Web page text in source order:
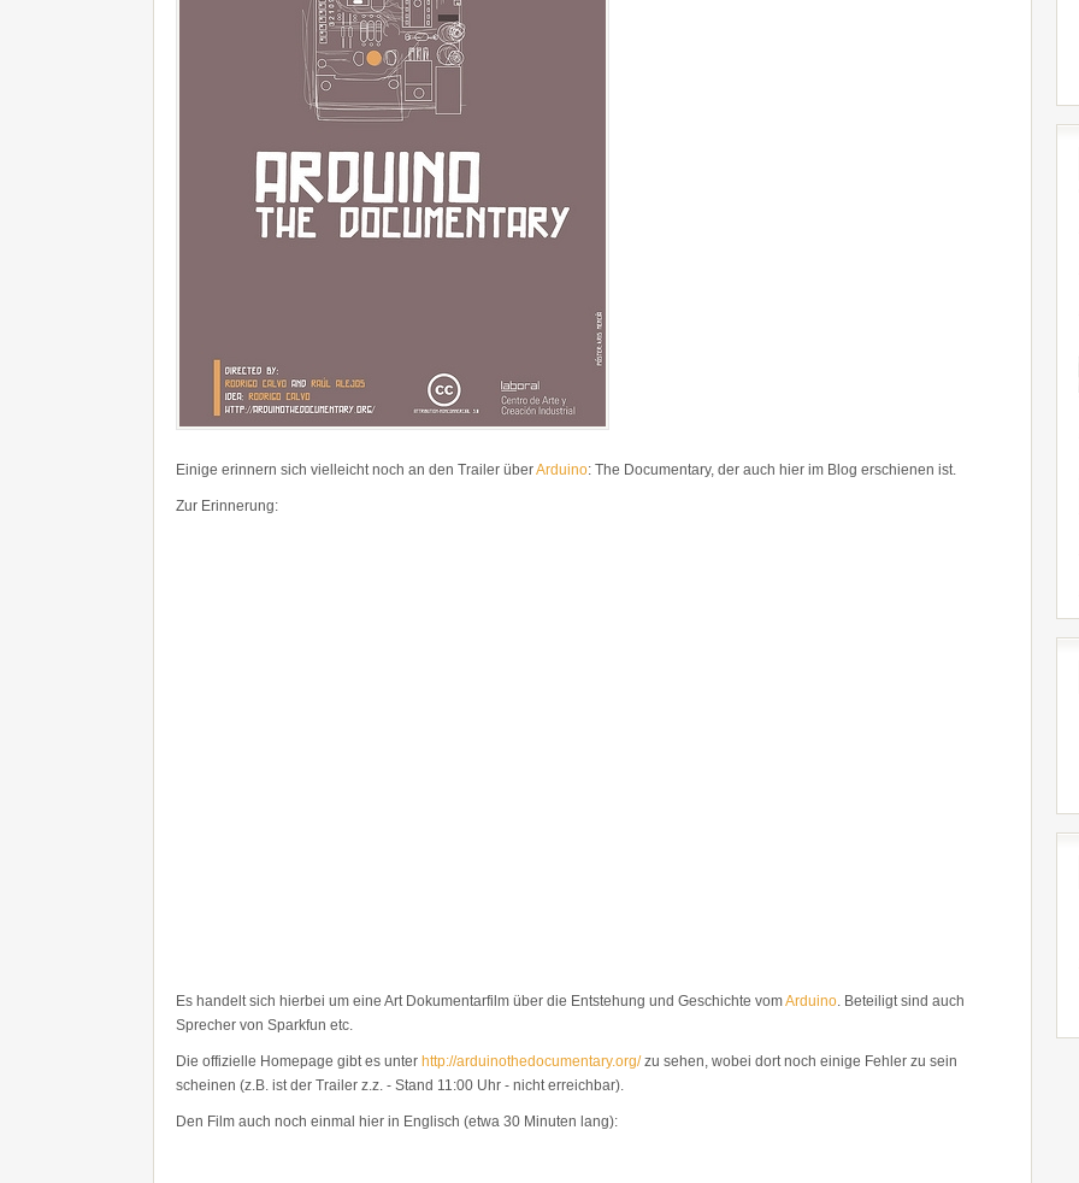
Einige erinnern sich vielleicht noch an den Trailer überArduino: The Documentary, der auch hier im Blog erschienen ist.
Zur Erinnerung:
Es handelt sich hierbei um eine Art Dokumentarfilm über die Entstehung und Geschichte vomArduino. Beteiligt sind auch
Sprecher von Sparkfun etc.
Die offizielle Homepage gibt es unter http://arduinothedocumentary.org/zu sehen, wobei dort noch einige Fehler zu sein
scheinen (z.B. ist der Trailer z.z. - Stand 11:00 Uhr - nicht erreichbar).
Den Film auch noch einmal hier in Englisch (etwa 30 Minuten lang):